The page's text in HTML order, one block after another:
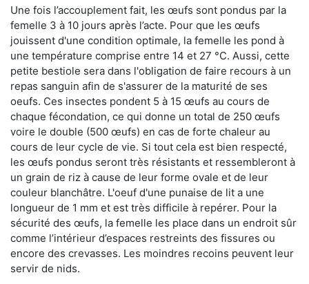
Une fois l’accouplement fait, les œufs sont pondus par la
femelle 3 à 10 jours après l’acte. Pour que les œufs
jouissent d'une condition optimale, la femelle les pond à
une température comprise entre 14 et 27 °C. Aussi, cette
petite bestiole sera dans l'obligation de faire recours à un
repas sanguin afin de s'assurer de la maturité de ses
oeufs. Ces insectes pondent 5 à 15 œufs au cours de
chaque fécondation, ce qui donne un total de 250 œufs
voire le double (500 œufs) en cas de forte chaleur au
cours de leur cycle de vie. Si tout cela est bien respecté,
les œufs pondus seront très résistants et ressembleront à
un grain de riz à cause de leur forme ovale et de leur
couleur blanchâtre. L'oeuf d'une punaise de lit a une
longueur de 1 mm et est très difficile à repérer. Pour la
sécurité des œufs, la femelle les place dans un endroit sûr
comme l’intérieur d’espaces restreints des fissures ou
encore des crevasses. Les moindres recoins peuvent leur
servir de nids.